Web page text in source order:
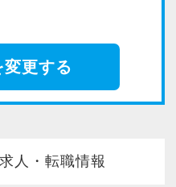
員登録
トを見る
更する
人・転職情報